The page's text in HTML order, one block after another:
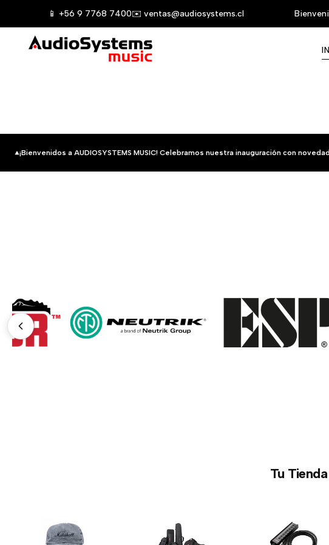
📱 +56 9 7768 7400✉️ ventas@audiosystems.cl
¡Bienvenidos a AUDIOSYSTEMS MUSIC! Celebramos nuestra inauguración con
Tu